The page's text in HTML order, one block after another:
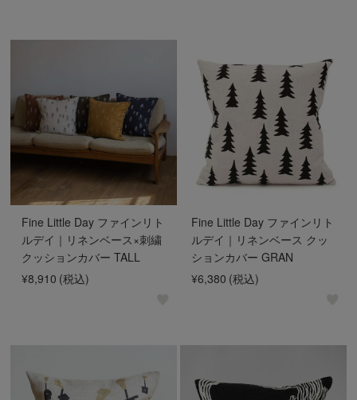
Fine Little Day ファインリト
ルデイ｜リネンベース×刺繍
クッションカバー TALL
¥8,910 (税込)
Fine Little Day ファインリト
ルデイ｜リネンベース クッ
ションカバー GRAN
¥6,380 (税込)